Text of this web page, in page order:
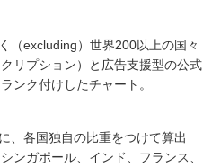
（excluding）世界200以上の国々
リプション）と広告支援型の公式
ンク付けしたチャート。
、各国独自の比重をつけて算出
ンガポール、インド、フランス、